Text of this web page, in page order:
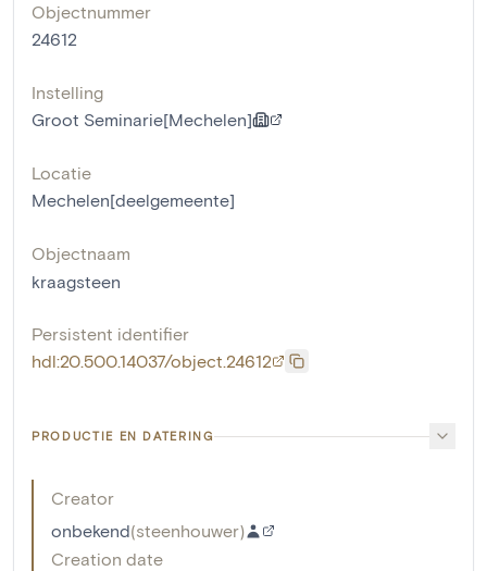
Objectnummer
24612
Instelling
Groot Seminarie[Mechelen]
Locatie
Mechelen[deelgemeente]
Objectnaam
kraagsteen
Persistent identifier
hdl:20.500.14037/object.24612
PRODUCTIE EN DATERING
Creator
onbekend(steenhouwer)
Creation date